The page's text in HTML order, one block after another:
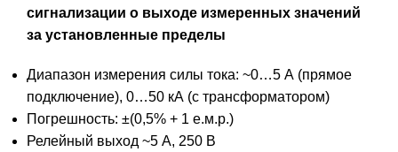
сигнализации о выходе измеренных значений
за установленные пределы
Диапазон измерения силы тока: ~0…5 А (прямое
подключение), 0…50 кА (с трансформатором)
Погрешность: ±(0,5% + 1 е.м.р.)
Релейный выход ~5 А, 250 В